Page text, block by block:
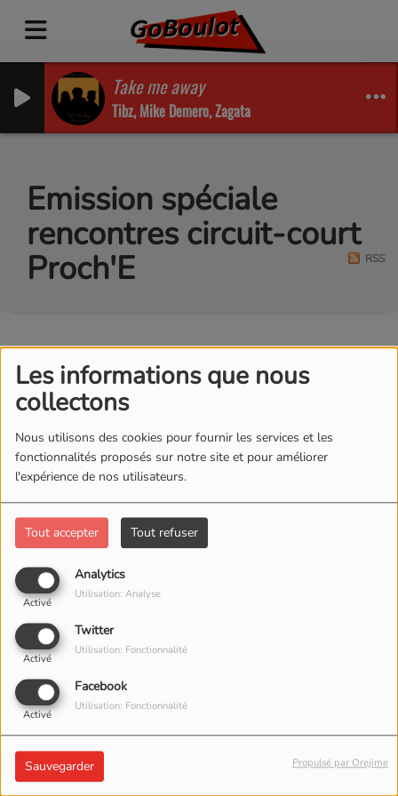
Les informations que nous
collectons
Nous utilisons des cookies pour fournir les services et les
fonctionnalités proposés sur notre site et pour améliorer
l'expérience de nos utilisateurs.
Tout accepter Tout refuser
Analytics
Activé
Utilisation: Analyse
Twitter
Activé
Utilisation: Fonctionnalité
Facebook
Activé
Utilisation: Fonctionnalité
Sauvegarder Propulsé par Orejime
Take me away
Tibz, Mike Demero, Zagata
Emission spéciale
rencontres circuit-court
Proch'E RSS
Retrouvez l'ensemble des podcasts de l'émission spéciale
rencontres circuit court Proch'Emploi avec la région Hauts
De France. Des chefs d'entreprises et élus vous donnent